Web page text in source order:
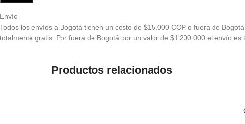
Envío
Todos los envíos a Bogotá tienen un costo de $15.000 COP o fuera de
totalmente gratis. Por fuera de Bogotá por un valor de $1'200.000 el envío es
Productos relacionados